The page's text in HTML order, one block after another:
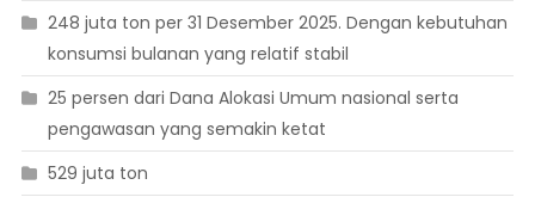
248 juta ton per 31 Desember 2025. Dengan kebutuhan
konsumsi bulanan yang relatif stabil
25 persen dari Dana Alokasi Umum nasional serta
pengawasan yang semakin ketat
529 juta ton